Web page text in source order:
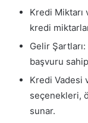
Kredi Miktarı
kredi
Gelir
başvuru
Kredi Vadesi
seçenekleri,
sunar.